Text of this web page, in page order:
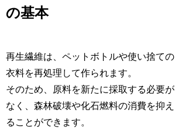
の基本
再生繊維は、ペットボトルや使い捨ての
衣料を再処理して作られます。
そのため、原料を新たに採取する必要が
なく、森林破壊や化石燃料の消費を抑え
ることができます。